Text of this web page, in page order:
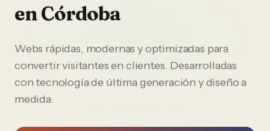
enCórdoba
Webs rápidas, modernas y optimizadas para
convertir visitantes en clientes. Desarrolladas
con tecnología de última generación y diseño a
medida.